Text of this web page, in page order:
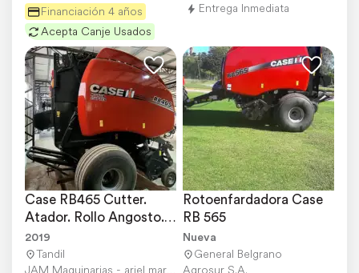
Financiación 4 años
Acepta Canje Usados
Entrega Inmediata
Case RB465 Cutter.
Atador. Rollo Angosto.
Reparada. Impecabl
2019
Tandil
Rotoenfardadora Case
RB 565
Nueva
General Belgrano
Agrosur S.A.